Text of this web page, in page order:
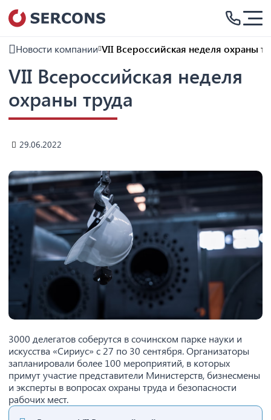
Новости компании VII Всероссийская неделя охраны
VII Всероссийская неделя
охраны труда
29.06.2022
3000 делегатов соберутся в сочинском парке науки и
искусства «Сириус» с 27 по 30 сентября. Организаторы
запланировали более 100 мероприятий, в которых
примут участие представители Министерств, бизнесмены
и эксперты в вопросах охраны труда и безопасности
рабочих мест.